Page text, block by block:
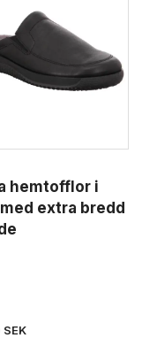
hemtofflor i
med extra bredd